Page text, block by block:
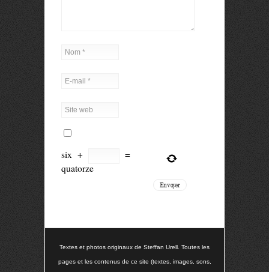
six +
=
quatorze
Textes et photos originaux de Steffan Urell. Toutes les
pages et les contenus de ce site (textes, images, sons,